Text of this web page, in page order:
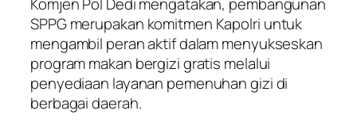
SPPG merupakan komitmen Kapolri untuk
mengambil peran aktif dalam menyukseskan
program makan bergizi gratis melalui
penyediaan layanan pemenuhan gizi di
berbagai daerah.